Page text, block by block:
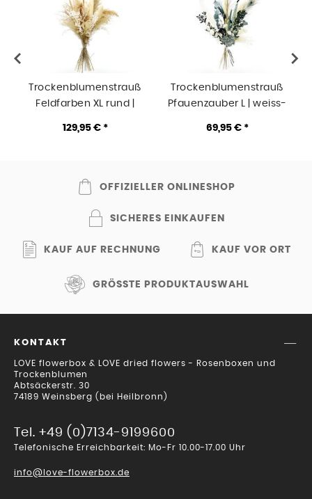
Trockenblumenstrauß
Feldfarben XL rund |
129,95 € *
Trockenblumenstrauß
Pfauenzauber L | weiss-
69,95 € *
OFFIZIELLER ONLINESHOP
SICHERES EINKAUFEN
KAUF AUF RECHNUNG KAUF VOR ORT
GRÖSSTE PRODUKTAUSWAHL
KONTAKT
LOVE flowerbox & LOVE dried flowers - Rosenboxen und
Trockenblumen
Abtsäckerstr. 30
74189 Weinsberg (bei Heilbronn)
Tel. +49 (0)7134-9199600
Telefonische Erreichbarkeit: Mo-Fr 10.00-17.00 Uhr
info@love-flowerbox.de